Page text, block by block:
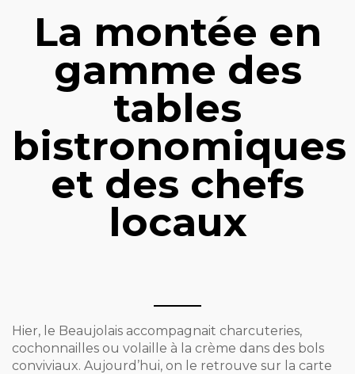
La montée en
gamme des
tables
bistronomiques
et des chefs
locaux
Hier, le Beaujolais accompagnait charcuteries,
cochonnailles ou volaille à la crème dans des bols
conviviaux. Aujourd’hui, on le retrouve sur la carte